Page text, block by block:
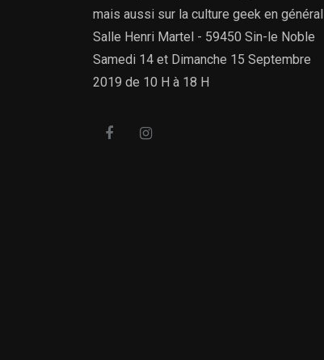
mais aussi sur la culture geek en général
Salle Henri Martel - 59450 Sin-le Noble
Samedi 14 et Dimanche 15 Septembre
2019 de 10 H à 18 H